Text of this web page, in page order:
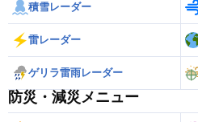
積雪レーダー
雷レーダー
ゲリラ雷雨レーダー
防災・減災メニュー